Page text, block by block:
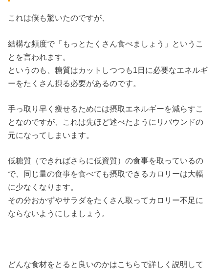
これは僕も驚いたのですが、
結構な頻度で「もっとたくさん食べましょう」というこ
とを言われます。
というのも、糖質はカットしつつも1日に必要なエネルギ
ーをたくさん摂る必要があるのです。
手っ取り早く痩せるためには摂取エネルギーを減らすこ
となのですが、これは先ほど述べたようにリバウンドの
元になってしまいます。
低糖質（できればさらに低資質）の食事を取っているの
で、同じ量の食事を食べても摂取できるカロリーは大幅
に少なくなります。
その分おかずやサラダをたくさん取ってカロリー不足に
ならないようにしましょう。
どんな食材をとると良いのかはこちらで詳しく説明して